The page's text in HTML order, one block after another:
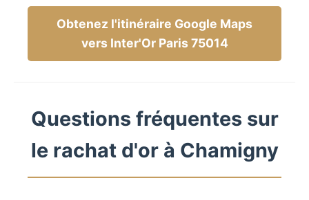
Obtenez l'itinéraire Google Maps
vers Inter'Or Paris 75014
Questions fréquentes sur
le rachat d'or à Chamigny